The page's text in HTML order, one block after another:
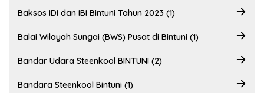
Baksos IDI dan IBI Bintuni Tahun 2023 (1)
Balai Wilayah Sungai (BWS) Pusat di Bintuni (1)
Bandar Udara Steenkool BINTUNI (2)
Bandara Steenkool Bintuni (1)